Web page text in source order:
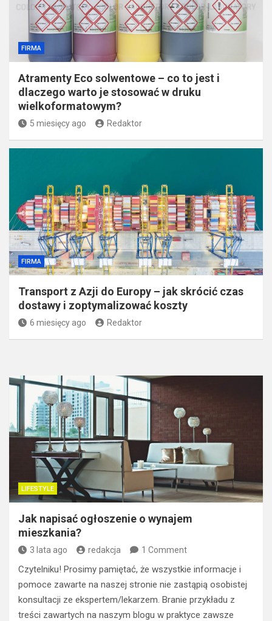
FIRMA
Atramenty Eco solwentowe – co to jest i
dlaczego warto je stosować w druku
wielkoformatowym?
5 miesięcy ago Redaktor
FIRMA
Transport z Azji do Europy – jak skrócić czas
dostawy i zoptymalizować koszty
6 miesięcy ago Redaktor
LIFESTYLE
Jak napisać ogłoszenie o wynajem
mieszkania?
3 lata ago redakcja 1 Comment
Czytelniku! Prosimy pamiętać, że wszystkie informacje i
pomoce zawarte na naszej stronie nie zastąpią osobistej
konsultacji ze ekspertem/lekarzem. Branie przykładu z
treści zawartych na naszym blogu w praktyce zawsze